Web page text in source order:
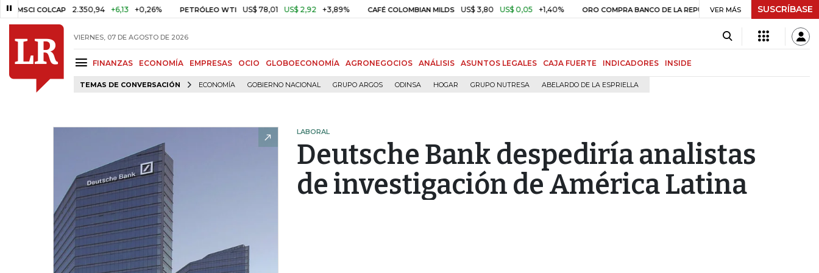
COLCAP 2.350,94 +6,13 +0,26% PETRÓLEO WTI US$ 78,01 US$ 2,92 +3,89% CAFÉ COLOMBIAN MILDS US$ 3,80 US$ 0,05 +1,40% ORO COMPRA BANCO DE LA REPÚBLICA $ 408.498,97 +$ 8.753,81
VER MÁS SUSCRÍBASE
VIERNES, 07 DE AGOSTO DE 2026
FINANZAS ECONOMÍA EMPRESAS OCIO GLOBOECONOMÍA AGRONEGOCIOS ANÁLISIS ASUNTOS LEGALES CAJA FUERTE INDICADORES INSIDE
TEMAS DE CONVERSACIÓN ECONOMÍA GOBIERNO NACIONAL GRUPO ARGOS ODINSA HOGAR GRUPO NUTRESA ABELARDO DE LA ESPRIELLA
LABORAL
Deutsche Bank despediría analistas
de investigación de América Latina